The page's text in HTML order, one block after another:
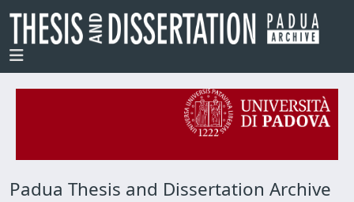
Padua Thesis and Dissertation Archive